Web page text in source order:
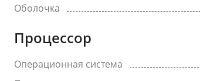
Оболочка
Процессор
Операционная система